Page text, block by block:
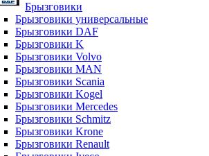
Брызговики
Брызговики универсальные
Брызговики DAF
Брызговики K
Брызговики Volvo
Брызговики MAN
Брызговики Scania
Брызговики Kogel
Брызговики Mercedes
Брызговики Schmitz
Брызговики Krone
Брызговики Renault